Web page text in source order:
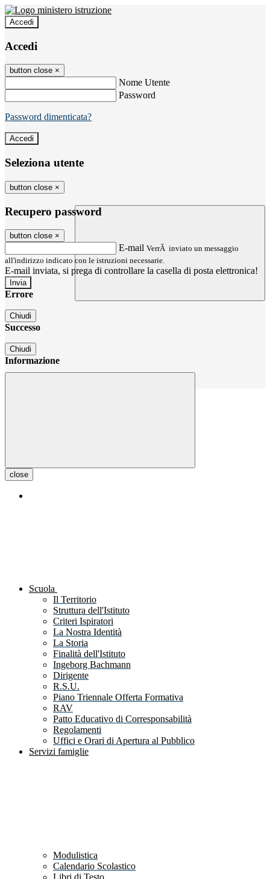
Accedi
Accedi
button close ×
Nome Utente
Password
Password dimenticata?
Seleziona utente
button close ×
Recupero password
button close ×
E-mail VerrÃ inviato un messaggio
all'indirizzo indicato con le istruzioni necessarie.
E-mail inviata, si prega di controllare la casella di posta elettronica!
Errore
Chiudi
Successo
Chiudi
Informazione
close
Scuola
Il Territorio
Struttura dell'Istituto
Criteri Ispiratori
La Nostra Identità
La Storia
Finalità dell'Istituto
Ingeborg Bachmann
Dirigente
R.S.U.
Piano Triennale Offerta Formativa
RAV
Patto Educativo di Corresponsabilità
Regolamenti
Uffici e Orari di Apertura al Pubblico
Servizi famiglie
Modulistica
Calendario Scolastico